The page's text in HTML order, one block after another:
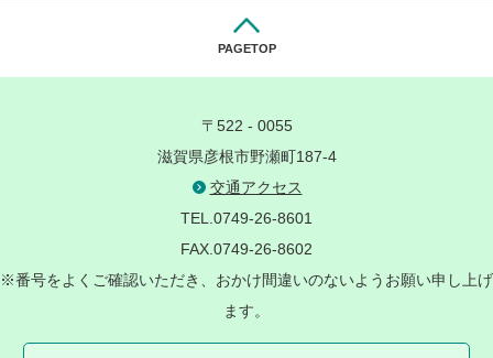
PAGETOP
〒522 - 0055
滋賀県彦根市野瀬町187-4
交通アクセス
TEL.0749-26-8601
FAX.0749-26-8602
※番号をよくご確認いただき、おかけ間違いのないようお願い申し上げ
ます。